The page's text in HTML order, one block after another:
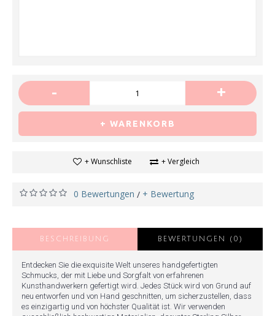
- +
+ WARENKORB
+ Wunschliste + Vergleich
0 Bewertungen / + Bewertung
BESCHREIBUNG BEWERTUNGEN (0)
Entdecken Sie die exquisite Welt unseres handgefertigten
Schmucks, der mit Liebe und Sorgfalt von erfahrenen
Kunsthandwerkern gefertigt wird. Jedes Stück wird von Grund auf
neu entworfen und von Hand geschnitten, um sicherzustellen, dass
es einzigartig und von höchster Qualität ist. Wir verwenden